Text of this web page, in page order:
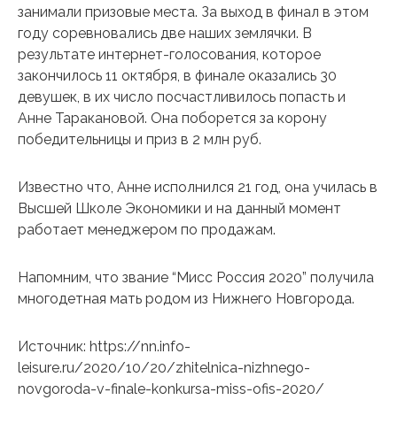
занимали призовые места. За выход в финал в этом
году соревновались две наших землячки. В
результате интернет-голосования, которое
закончилось 11 октября, в финале оказались 30
девушек, в их число посчастливилось попасть и
Анне Таракановой. Она поборется за корону
победительницы и приз в 2 млн руб.
Известно что, Анне исполнился 21 год, она училась в
Высшей Школе Экономики и на данный момент
работает менеджером по продажам.
Напомним, что звание “Мисс Россия 2020” получила
многодетная мать родом из Нижнего Новгорода.
Источник: https://nn.info-
leisure.ru/2020/10/20/zhitelnica-nizhnego-
novgoroda-v-finale-konkursa-miss-ofis-2020/